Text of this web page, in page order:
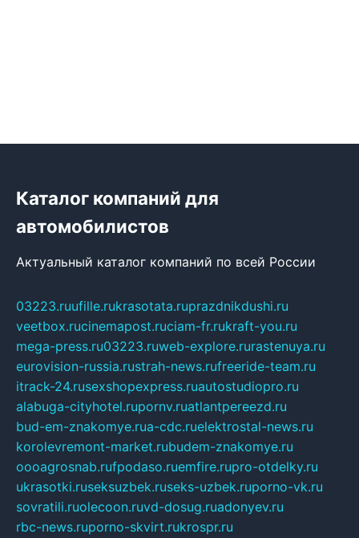
Каталог компаний для
автомобилистов
Актуальный каталог компаний по всей России
03223.ruufille.rukrasotata.ruprazdnikdushi.ru
veetbox.rucinemapost.ruciam-fr.rukraft-you.ru
mega-press.ru03223.ruweb-explore.rurastenuya.ru
eurovision-russia.rustrah-news.rufreeride-team.ru
itrack-24.rusexshopexpress.ruautostudiopro.ru
alabuga-cityhotel.rupornv.ruatlantpereezd.ru
bud-em-znakomye.rua-cdc.ruelektrostal-news.ru
korolevremont-market.rubudem-znakomye.ru
oooagrosnab.rufpodaso.ruemfire.rupro-otdelky.ru
ukrasotki.ruseksuzbek.ruseks-uzbek.ruporno-vk.ru
sovratili.ruolecoon.ruvd-dosug.ruadonyev.ru
rbc-news.ruporno-skvirt.rukrospr.ru